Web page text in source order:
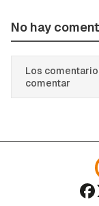
No hay
Los
comentar